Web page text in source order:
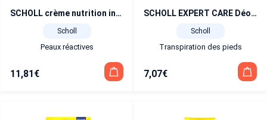
SCHOLL crème nutrition intense peaux très sèches 150 ml
Scholl
Peaux réactives
11,81€
SCHOLL EXPERT CARE Déodorant Antitranspirant Pieds 48h 150 ml
Scholl
Transpiration des pieds
7,07€